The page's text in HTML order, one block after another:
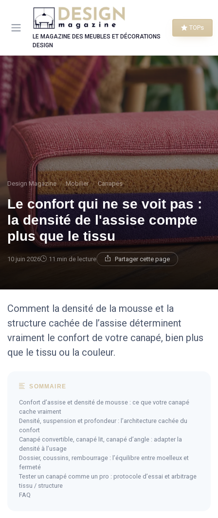
LE MAGAZINE DES MEUBLES ET DÉCORATIONS
DESIGN
TOPs
Design Magazine Mobilier Canapés
Le confort qui ne se voit pas :
la densité de l'assise compte
plus que le tissu
10 juin 2026 11 min de lecture Partager cette page
Comment la densité de la mousse et la
structure cachée de l’assise déterminent
vraiment le confort de votre canapé, bien plus
que le tissu ou la couleur.
SOMMAIRE
Confort d’assise et densité de mousse : ce que votre canapé
cache vraiment
Densité, suspension et profondeur : l’architecture cachée du
confort
Canapé convertible, canapé lit, canapé d’angle : adapter la
densité à l’usage
Dossier, coussins, rembourrage : l’équilibre entre moelleux et
fermeté
Tester un canapé comme un pro : protocole d’essai et arbitrage
tissu / structure
FAQ
Panneau de gestion des cookies